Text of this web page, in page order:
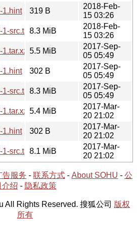
1.hint
319 B
2018-Feb-
15 03:26
src.tar.xz8.3 MiB
2018-Feb-
15 03:26
5.5 MiB
2017-Sep-
05 05:49
1.hint
302 B
2017-Sep-
05 05:49
src.tar.xz8.3 MiB
2017-Sep-
05 05:49
5.4 MiB
2017-Mar-
20 21:02
1.hint
302 B
2017-Mar-
20 21:02
src.tar.xz8.1 MiB
2017-Mar-
20 21:02
告服务 - 联系方式 - About SOHU - 公
介绍 - 隐私政策
All Rights Reserved. 搜狐公司 版权
所有